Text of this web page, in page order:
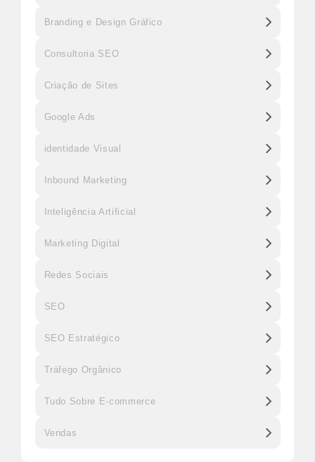
Branding e Design Gráfico
Consultoria SEO
Criação de Sites
Google Ads
identidade Visual
Inbound Marketing
Inteligência Artificial
Marketing Digital
Redes Sociais
SEO
SEO Estratégico
Tráfego Orgânico
Tudo Sobre E-commerce
Vendas